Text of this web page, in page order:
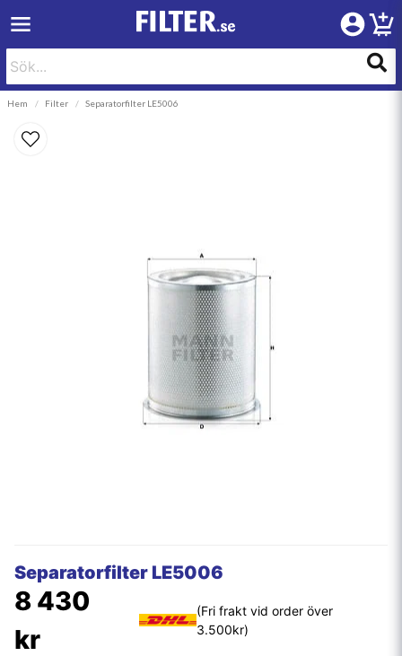
Hem Filter Separatorfilter LE5006
Separatorfilter LE5006
8 430
kr